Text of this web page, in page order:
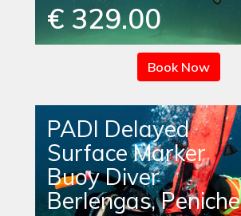
€ 329.00
Book Now
PADI Delayed
Surface Marker
Buoy Diver
Berlengas, Peniche